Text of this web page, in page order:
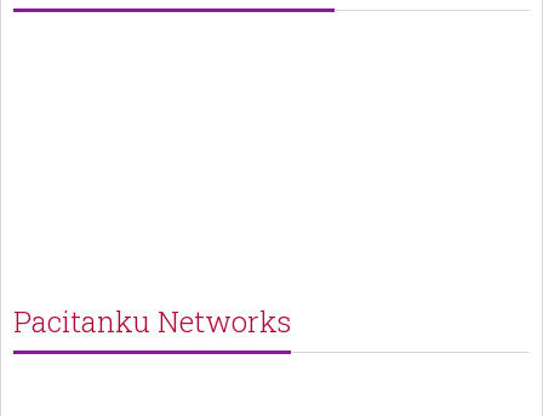
Pacitanku Networks